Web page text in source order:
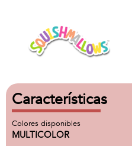
Características
Colores disponibles
MULTICOLOR